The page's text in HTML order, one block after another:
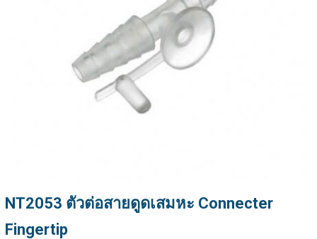
NT2053 ตัวต่อสายดูดเสมหะ Connecter
Fingertip